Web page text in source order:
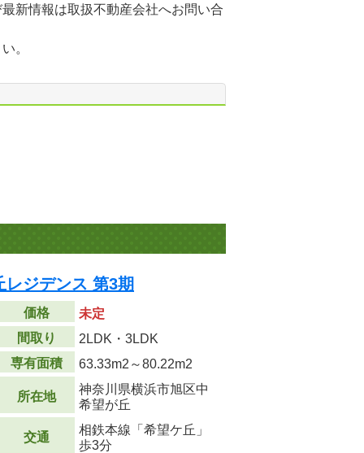
新情報は取扱不動産会社へお問い合
。
ジデンス 第3期
価格
未定
間取り
2LDK・3LDK
専有面積
63.33m2 ～80.22m2
所在地
神奈川県横浜市旭区中
希望が丘
交通
相鉄本線「希望ケ丘」
歩3分